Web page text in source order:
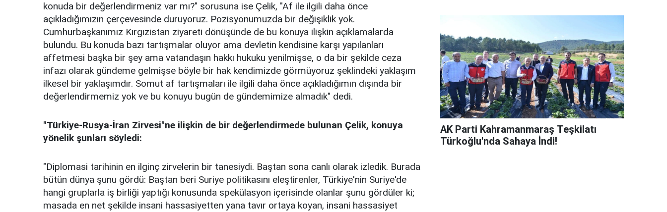
konuda bir değerlendirmeniz var mı?" sorusuna ise Çelik, "Af ile ilgili daha önce
açıkladığımızın çerçevesinde duruyoruz. Pozisyonumuzda bir değişiklik yok.
Cumhurbaşkanımız Kırgızistan ziyareti dönüşünde de bu konuya ilişkin açıklamalarda
bulundu. Bu konuda bazı tartışmalar oluyor ama devletin kendisine karşı yapılanları
affetmesi başka bir şey ama vatandaşın hakkı hukuku yenilmişse, o da bir şekilde ceza
infazı olarak gündeme gelmişse böyle bir hak kendimizde görmüyoruz şeklindeki yaklaşım
ilkesel bir yaklaşımdır. Somut af tartışmaları ile ilgili daha önce açıkladığımın dışında bir
değerlendirmemiz yok ve bu konuyu bugün de gündemimize almadık" dedi.
"Türkiye-Rusya-İran Zirvesi"ne ilişkin de bir değerlendirmede bulunan Çelik, konuya
yönelik şunları söyledi:
"Diplomasi tarihinin en ilginç zirvelerin bir tanesiydi. Baştan sona canlı olarak izledik. Burada
bütün dünya şunu gördü: Baştan beri Suriye politikasını eleştirenler, Türkiye'nin Suriye'de
hangi gruplarla iş birliği yaptığı konusunda spekülasyon içerisinde olanlar şunu gördüler ki;
masada en net şekilde insani hassasiyetten yana tavır ortaya koyan, insani hassasiyet
AK Parti Kahramanmaraş Teşkilatı
Türkoğlu'nda Sahaya İndi!